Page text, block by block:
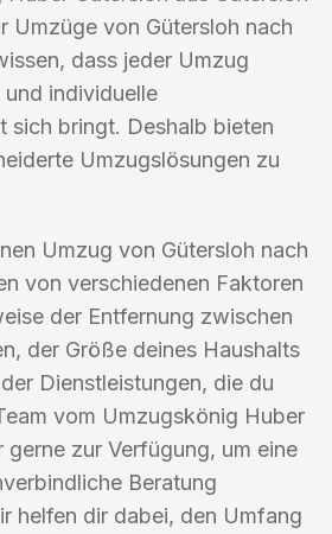
Umzüge von Gütersloh nach
dass jeder Umzug
individuelle
sich bringt. Deshalb bieten
Umzugslösungen zu
Umzug von Gütersloh nach
von verschiedenen Faktoren
der Entfernung zwischen
der Größe deines Haushalts
Dienstleistungen, die du
vom Umzugskönig Huber
gerne zur Verfügung, um eine
Beratung
helfen dir dabei, den Umfang